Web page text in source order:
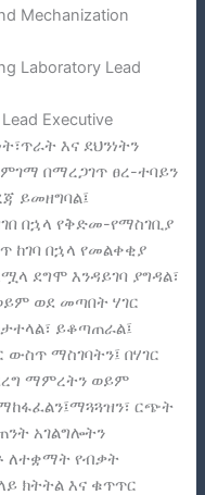
Mechanization
Laboratory Lead
Executive
እና ደህንነትን
በማረጋገጥ ፀረ-ተባይን
ይመዘግባል፤
በኋላ የቅድመ-የማስገቢያ
ከገባ በኋላ የመልቀቂያ
ደግሞ እንዳይገባ ያግዳል፣
ወደ መጣበት ሃገር
ይቆጣጠራል፤
ውስጥ ማስገባትን፤ በሃገር
ማምረትን ወይም
ርጭት
አገልግሎትን
ለተቋማት የብቃት
ክትትል እና ቁጥጥር